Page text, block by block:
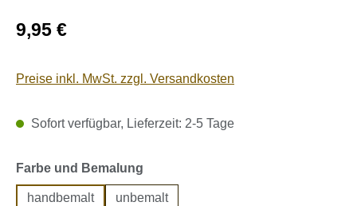
Regulärer Preis:
9,95 €
Preise inkl. MwSt. zzgl. Versandkosten
Sofort verfügbar, Lieferzeit: 2-5 Tage
Farbe und Bemalung
handbemalt unbemalt